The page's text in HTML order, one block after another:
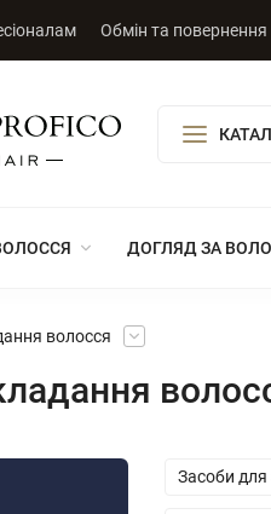
Обмін та повернення
ДОГЛЯД ЗА
волосся
Засоби для